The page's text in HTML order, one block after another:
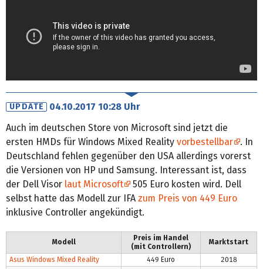
UPDATE
04.10.2017 10:28 Uhr
Auch im deutschen Store von Microsoft sind jetzt die
ersten HMDs für Windows Mixed Reality vorbestellbar
. In
Deutschland fehlen gegenüber den USA allerdings vorerst
die Versionen von HP und Samsung. Interessant ist, dass
der Dell Visor laut Microsoft
505 Euro kosten wird. Dell
selbst hatte das Modell zur IFA zum Preis von 449 Euro
inklusive Controller angekündigt.
Modell
Preis im Handel
(mit Controllern)
Marktstart
Asus Windows Mixed Reality 449 Euro
2018